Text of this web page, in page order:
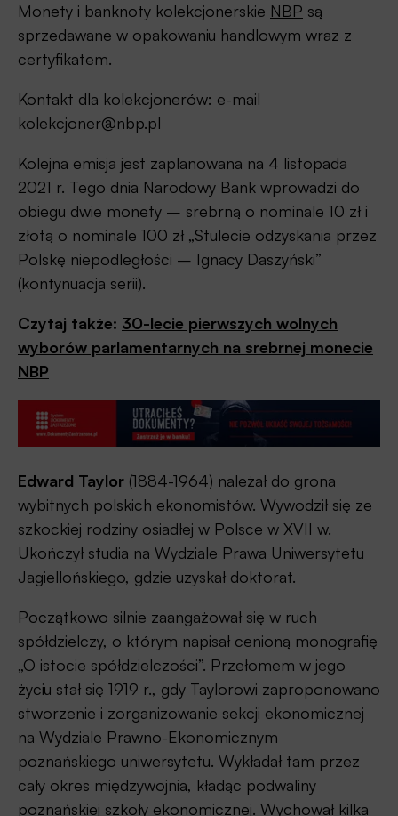
Monety i banknoty kolekcjonerskie NBP są
sprzedawane w opakowaniu handlowym wraz z
certyfikatem.
Kontakt dla kolekcjonerów: e-mail
kolekcjoner@nbp.pl
Kolejna emisja jest zaplanowana na 4 listopada
2021 r. Tego dnia Narodowy Bank wprowadzi do
obiegu dwie monety – srebrną o nominale 10 zł i
złotą o nominale 100 zł „Stulecie odzyskania przez
Polskę niepodległości – Ignacy Daszyński”
(kontynuacja serii).
Czytaj także: 30-lecie pierwszych wolnych
wyborów parlamentarnych na srebrnej monecie
NBP
Edward Taylor (1884-1964) należał do grona
wybitnych polskich ekonomistów. Wywodził się ze
szkockiej rodziny osiadłej w Polsce w XVII w.
Ukończył studia na Wydziale Prawa Uniwersytetu
Jagiellońskiego, gdzie uzyskał doktorat.
Początkowo silnie zaangażował się w ruch
spółdzielczy, o którym napisał cenioną monografię
„O istocie spółdzielczości”. Przełomem w jego
życiu stał się 1919 r., gdy Taylorowi zaproponowano
stworzenie i zorganizowanie sekcji ekonomicznej
na Wydziale Prawno-Ekonomicznym
poznańskiego uniwersytetu. Wykładał tam przez
cały okres międzywojnia, kładąc podwaliny
poznańskiej szkoły ekonomicznej. Wychował kilka